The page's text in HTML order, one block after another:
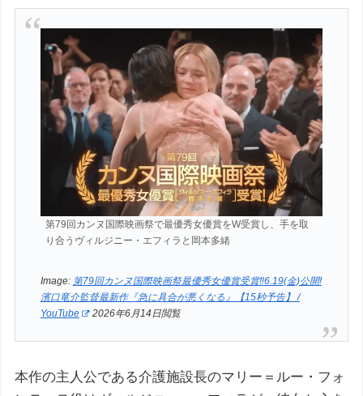
第79回カンヌ国際映画祭で最優秀女優賞をW受賞し、手を取
り合うヴィルジニー・エフィラと岡本多緒
Image: 第79回カンヌ国際映画祭最優秀女優賞受賞‼6.19(金)公開!
濱口竜介監督最新作『急に具合が悪くなる』【15秒予告】 /
YouTube
2026年6月14日閲覧
本作の主人公である介護施設長のマリー＝ルー・フォ